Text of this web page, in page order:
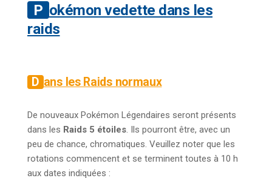
Pokémon vedette dans les
raids
Dans les Raids normaux
De nouveaux Pokémon Légendaires seront présents
dans les Raids 5 étoiles. Ils pourront être, avec un
peu de chance, chromatiques. Veuillez noter que les
rotations commencent et se terminent toutes à 10 h
aux dates indiquées :